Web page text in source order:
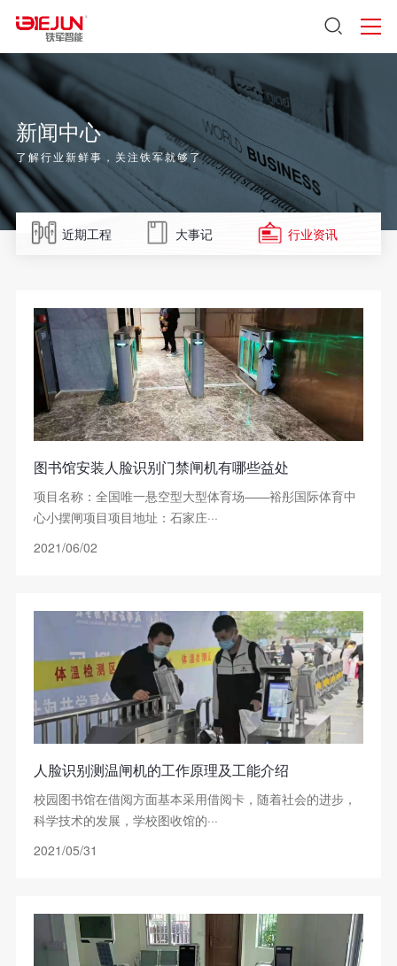
新闻中心
了解行业新鲜事，关注铁军就够了
近期工程 大事记 行业资讯
图书馆安装人脸识别门禁闸机有哪些益处
项目名称：全国唯一悬空型大型体育场——裕彤国际体育中
心小摆闸项目项目地址：石家庄···
2021/06/02
人脸识别测温闸机的工作原理及工能介绍
校园图书馆在借阅方面基本采用借阅卡，随着社会的进步，
科学技术的发展，学校图收馆的···
2021/05/31